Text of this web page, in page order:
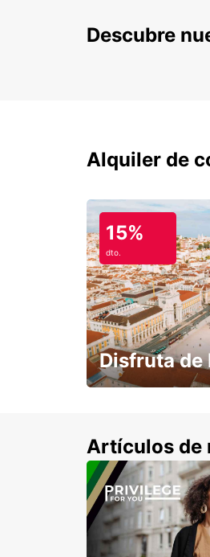
Descubre
Alquiler de
15%
dto.
Disfruta de
Artículos de